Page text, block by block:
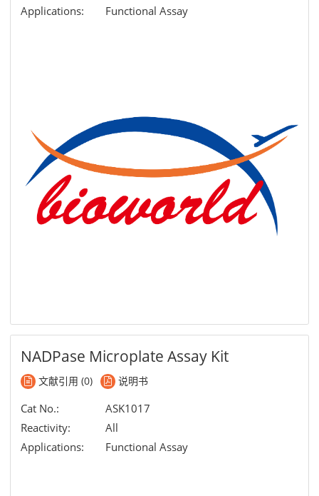
Applications:
Functional Assay
NADPase Microplate Assay Kit
文献引用 (0) 说明书
Cat No.:
ASK1017
Reactivity:
All
Applications:
Functional Assay